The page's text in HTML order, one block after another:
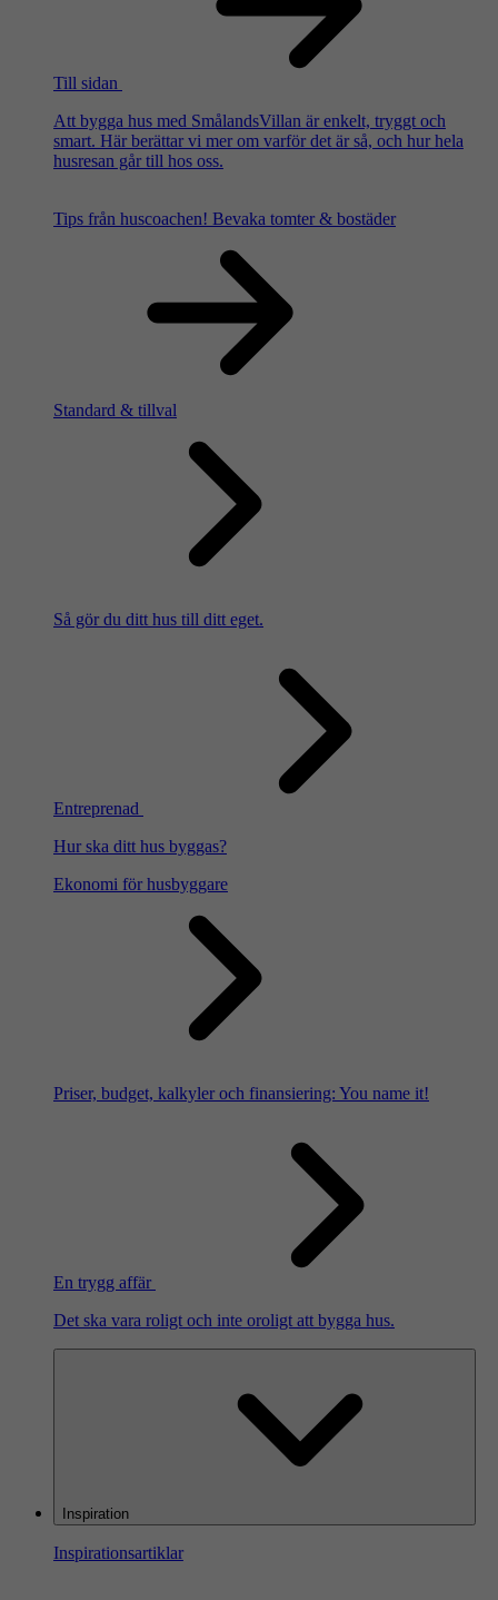
Till sidan
Att bygga hus med SmålandsVillan är enkelt, tryggt och
smart. Här berättar vi mer om varför det är så, och hur hela
husresan går till hos oss.
Tips från huscoachen! Bevaka tomter & bostäder
Standard & tillval
Så gör du ditt hus till ditt eget.
Entreprenad
Hur ska ditt hus byggas?
Ekonomi för husbyggare
Priser, budget, kalkyler och finansiering: You name it!
En trygg affär
Det ska vara roligt och inte oroligt att bygga hus.
Inspiration
Inspirationsartiklar